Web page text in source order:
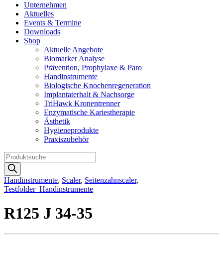
Unternehmen
Aktuelles
Events & Termine
Downloads
Shop
Aktuelle Angebote
Biomarker Analyse
Prävention, Prophylaxe & Paro
Handinstrumente
Biologische Knochenregeneration
Implantaterhalt & Nachsorge
TriHawk Kronentrenner
Enzymatische Kariestherapie
Ästhetik
Hygieneprodukte
Praxiszubehör
Products
search
Handinstrumente, Scaler, Seitenzahnscaler,
Testfolder_Handinstrumente
R125 J 34-35